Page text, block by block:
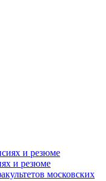
и резюме